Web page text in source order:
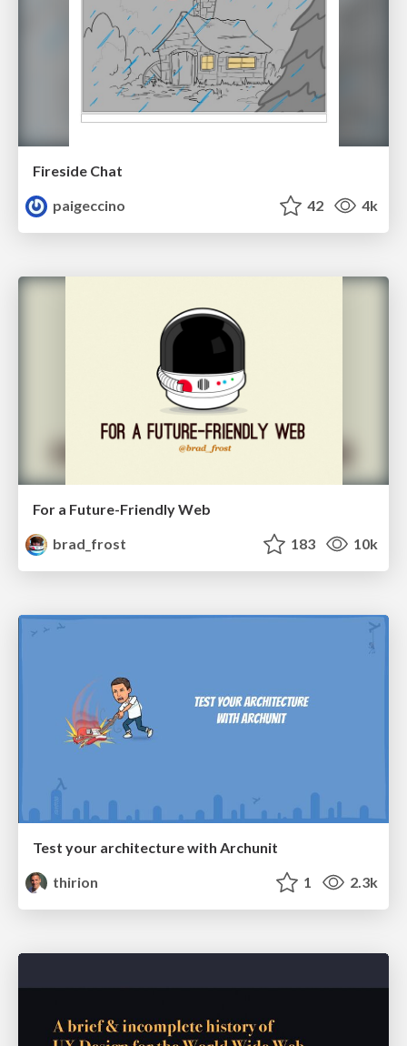
Fireside Chat
paigeccino
42 4k
For a Future-Friendly Web
brad_frost
183 10k
Test your architecture with Archunit
thirion
1 2.3k